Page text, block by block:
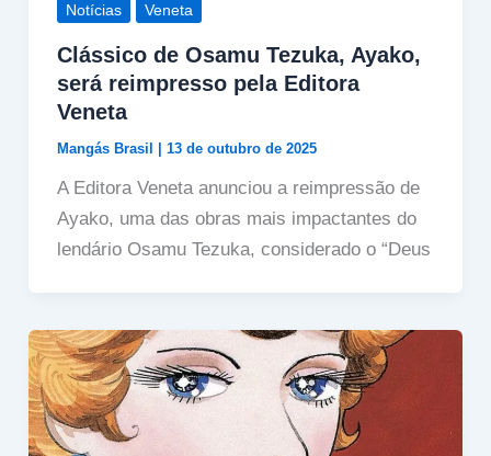
Notícias Veneta
Clássico de Osamu Tezuka, Ayako,
será reimpresso pela Editora
Veneta
Mangás Brasil | 13 de outubro de 2025
A Editora Veneta anunciou a reimpressão de
Ayako, uma das obras mais impactantes do
lendário Osamu Tezuka, considerado o “Deus